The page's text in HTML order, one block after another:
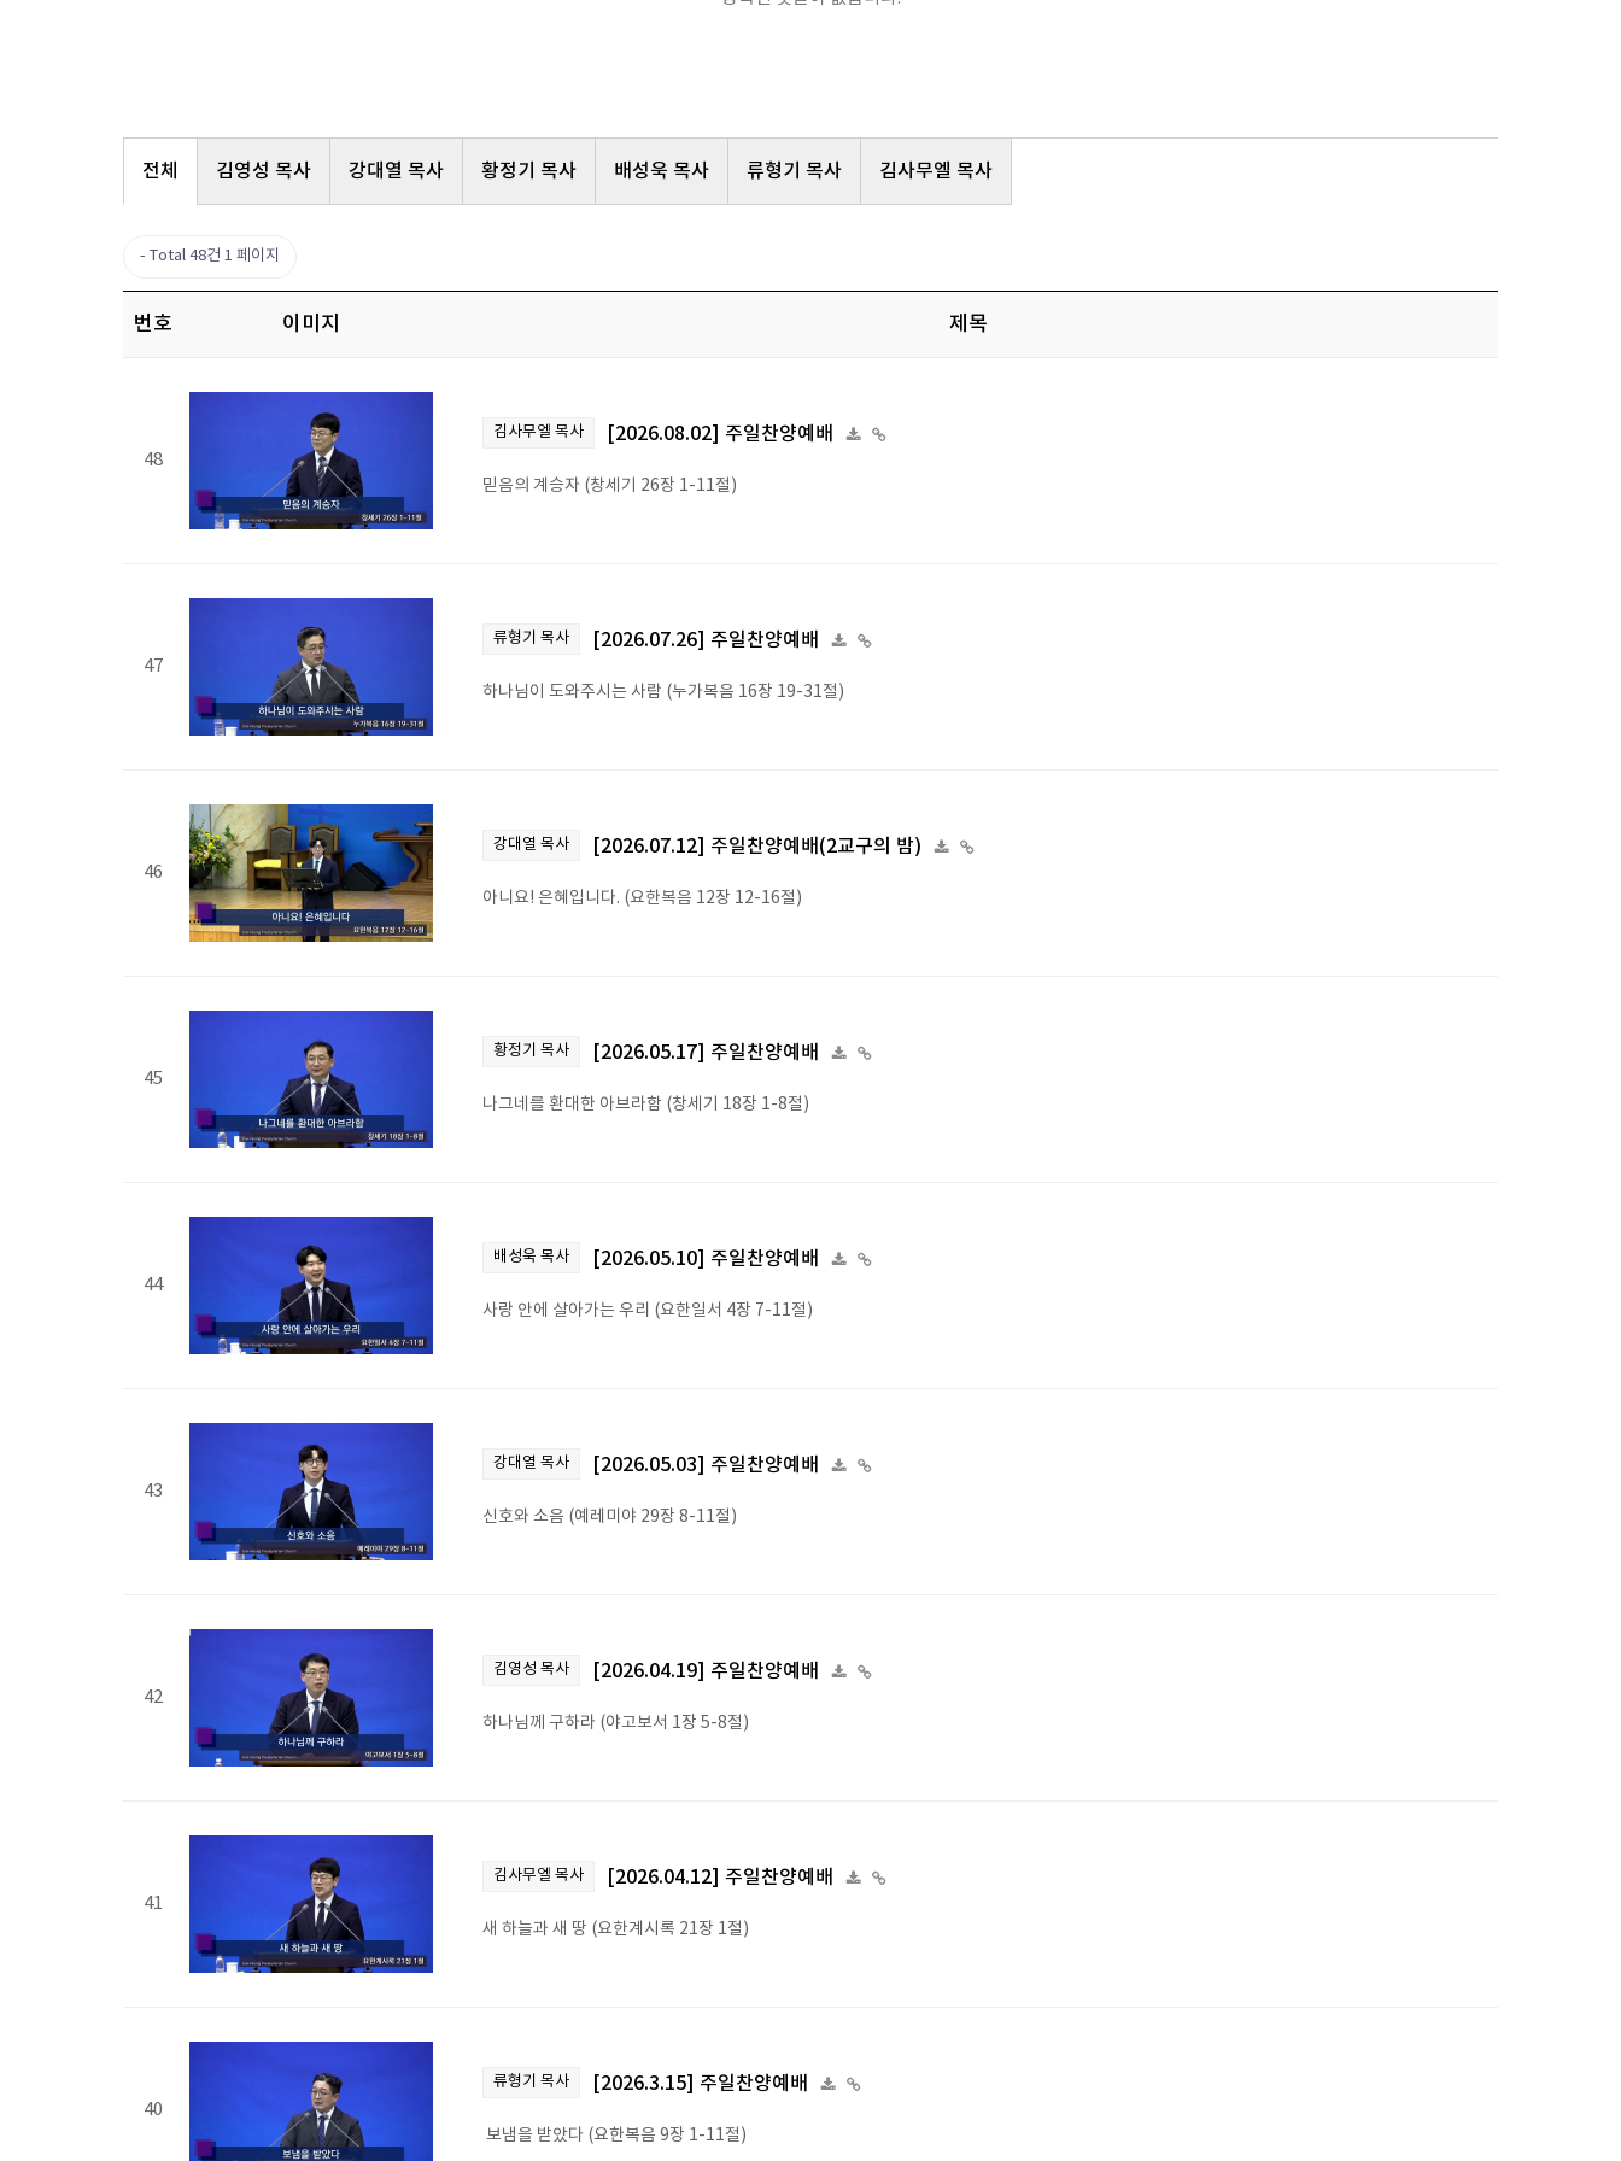
전체 김영성 목사 강대열 목사 황정기 목사 배성욱 목사 류형기 목사 김사무엘 목사
Total 48건 1 페이지
번호 이미지 제목
48
김사무엘 목사 [2026.08.02] 주일찬양예배
믿음의 계승자 (창세기 26장 1-11절)
47
류형기 목사 [2026.07.26] 주일찬양예배
하나님이 도와주시는 사람 (누가복음 16장 19-31절)
46
강대열 목사 [2026.07.12] 주일찬양예배(2교구의 밤)
아니요! 은혜입니다. (요한복음 12장 12-16절)
45
황정기 목사 [2026.05.17] 주일찬양예배
나그네를 환대한 아브라함 (창세기 18장 1-8절)
44
배성욱 목사 [2026.05.10] 주일찬양예배
사랑 안에 살아가는 우리 (요한일서 4장 7-11절)
43
강대열 목사 [2026.05.03] 주일찬양예배
신호와 소음 (예레미야 29장 8-11절)
42
김영성 목사 [2026.04.19] 주일찬양예배
하나님께 구하라 (야고보서 1장 5-8절)
41
김사무엘 목사 [2026.04.12] 주일찬양예배
새 하늘과 새 땅 (요한계시록 21장 1절)
40
류형기 목사 [2026.3.15] 주일찬양예배
보냄을 받았다 (요한복음 9장 1-11절)